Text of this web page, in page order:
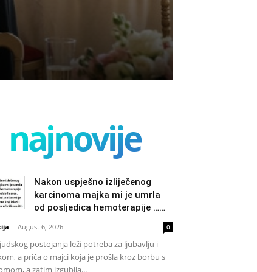
najnovije
Nakon uspješno izliječenog
karcinoma majka mi je umrla
od posljedica hemoterapije ……
- August 6, 2026 0
postojanja leži potreba za ljubavlju i
a priča o majci koja je prošla kroz borbu s
a zatim izgubila...